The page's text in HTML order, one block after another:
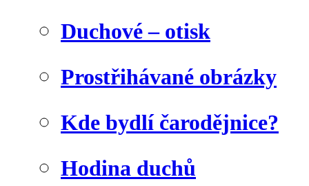
Duchové – otisk
Prostřihávané obrázky
Kde bydlí čarodějnice?
Hodina duchů